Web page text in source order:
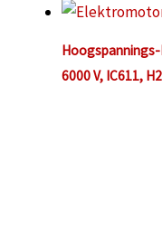
6000 V, IC611,